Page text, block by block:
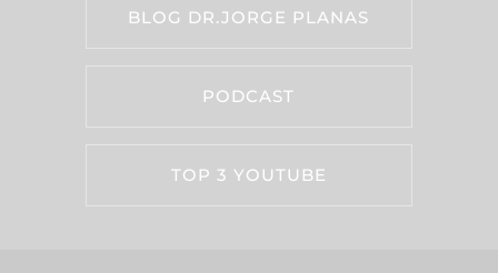
BLOG DR.JORGE PLANAS
PODCAST
TOP 3 YOUTUBE